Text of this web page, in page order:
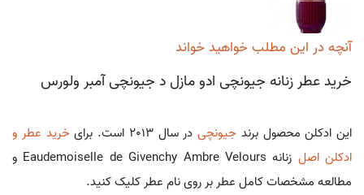
آنچه در این مطلب خواهید خواند
خرید عطر زنانه جیونچی ادو مازل د جیونچی آمبر ولورس
این ادکلن محصول برند جیونچی در سال 2013 است. برای
خرید عطر و
ادکلن اصل
زنانه Eaudemoiselle de Givenchy Ambre Velours و
مطالعه مشخصات کامل عطر بر روی نام عطر کلیک کنید.